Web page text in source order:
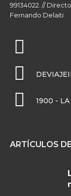
99134022. //
Fernando Delaiti
1900 -
ARTÍCULOS